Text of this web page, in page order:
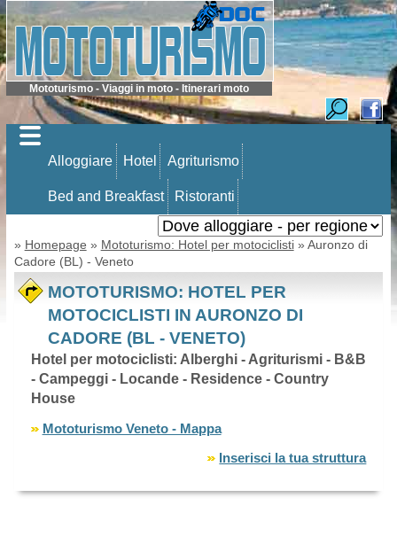
Mototurismo - Viaggi in moto - Itinerari moto
Alloggiare Hotel Agriturismo
Bed and Breakfast Ristoranti
» Homepage » Mototurismo: Hotel per motociclisti» Auronzo di
Cadore (BL) - Veneto
MOTOTURISMO: HOTEL PER
MOTOCICLISTI IN AURONZO DI
CADORE (BL - VENETO)
Hotel per motociclisti: Alberghi - Agriturismi - B&B
- Campeggi - Locande - Residence - Country
House
Mototurismo Veneto - Mappa
Inserisci la tua struttura